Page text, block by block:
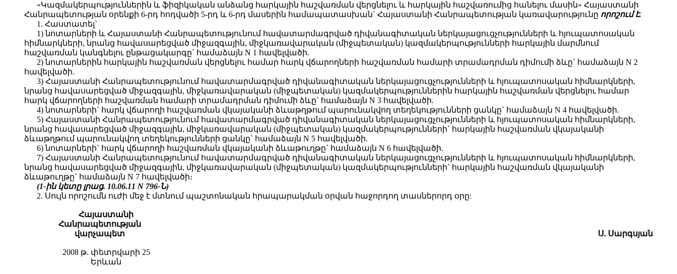
«Կազմակերպություններին և ֆիզիկական անձանց հարկային հաշվառման վերցնելու և հարկային հաշվառումից հանելու մասին» Հայաստանի
Հանրապետության օրենքի 6-րդ հոդվածի 5-րդ և 6-րդ մասերին համապատասխան` Հայաստանի Հանրապետության կառավարությունը որոշում է.
1. Հաստատել`
1) նոտարների և Հայաստանի Հանրապետությունում հավատարմագրված դիվանագիտական ներկայացուցչությունների և հյուպատոսական
հիմնարկների, նրանց հավասարեցված միջազգային, միջկառավարական (միջպետական) կազմակերպությունների հարկային մարմնում
հաշվառման կանգնելու ընթացակարգը` համաձայն N 1 հավելվածի.
2) նոտարներին հարկային հաշվառման վերցնելու համար հարկ վճարողների հաշվառման համարի տրամադրման դիմումի ձևը` համաձայն N 2
հավելվածի.
3) Հայաստանի Հանրապետությունում հավատարմագրված դիվանագիտական ներկայացուցչությունների և հյուպատոսական հիմնարկների,
նրանց հավասարեցված միջազգային, միջկառավարական (միջպետական) կազմակերպություններին հարկային հաշվառման վերցնելու համար
հարկ վճարողների հաշվառման համարի տրամադրման դիմումի ձևը` համաձայն N 3 հավելվածի.
4) նոտարների` հարկ վճարողի հաշվառման վկայականի ձևաթղթում պարունակվող տեղեկությունների ցանկը` համաձայն N 4 հավելվածի.
5) Հայաստանի Հանրապետությունում հավատարմագրված դիվանագիտական ներկայացուցչությունների և հյուպատոսական հիմնարկների,
նրանց հավասարեցված միջազգային, միջկառավարական (միջպետական) կազմակերպությունների` հարկային հաշվառման վկայականի
ձևաթղթում պարունակվող տեղեկությունների ցանկը` համաձայն N 5 հավելվածի.
6) նոտարների` հարկ վճարողի հաշվառման վկայականի ձևաթուղթը` համաձայն N 6 հավելվածի.
7) Հայաստանի Հանրապետությունում հավատարմագրված դիվանագիտական ներկայացուցչությունների և հյուպատոսական հիմնարկների,
նրանց հավասարեցված միջազգային, միջկառավարական (միջպետական) կազմակերպությունների` հարկային հաշվառման վկայականի
ձևաթուղթը` համաձայն N 7 հավելվածի։
(1-ին կետը լրաց. 10.06.11 N 796-Ն)
2. Սույն որոշումն ուժի մեջ է մտնում պաշտոնական հրապարակման օրվան հաջորդող տասներորդ օրը:
Հայաստանի
Հանրապետության
վարչապետ
Ս. Սարգսյան
2008 թ. փետրվարի 25
Երևան